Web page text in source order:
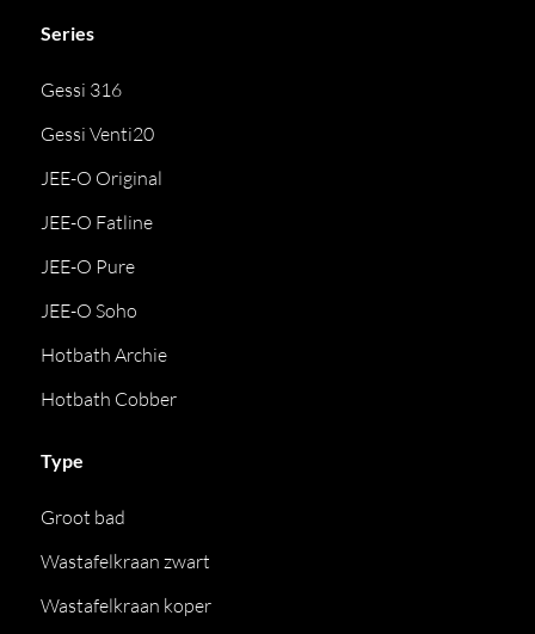
Series
Gessi 316
Gessi Venti20
JEE-O Original
JEE-O Fatline
JEE-O Pure
JEE-O Soho
Hotbath Archie
Hotbath Cobber
Type
Groot bad
Wastafelkraan zwart
Wastafelkraan koper